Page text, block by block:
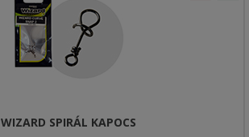
WIZARD SPIRÁL KAPOCS